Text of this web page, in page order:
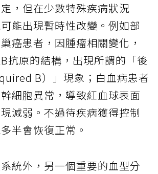
，但在少數特殊疾病狀況
能出現暫時性改變。例如部
癌患者，因腫瘤相關變化，
抗原的結構，出現所謂的「後
B）」現象；白血病患者
細胞異常，導致紅血球表面
減弱。不過待疾病獲得控制
半會恢復正常。
統外，另一個重要的血型分